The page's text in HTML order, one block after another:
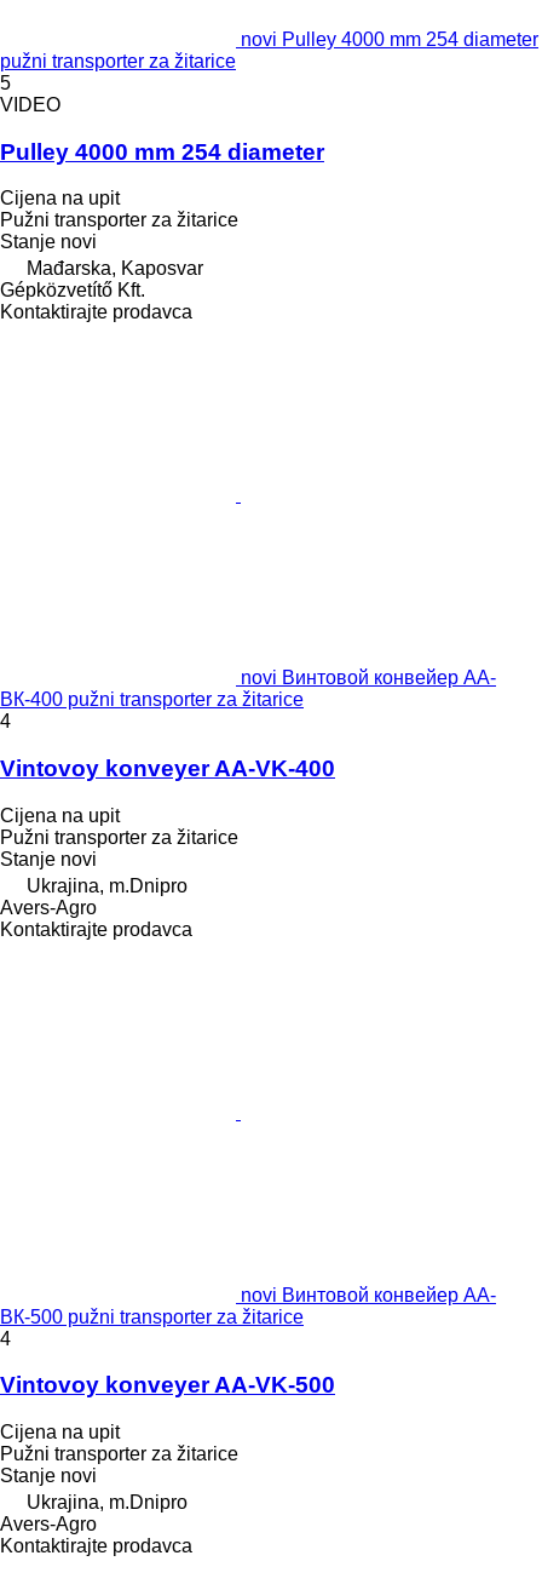
novi Pulley 4000 mm 254 diameter
pužni transporter za žitarice
5
VIDEO
Pulley 4000 mm 254 diameter
Cijena na upit
Pužni transporter za žitarice
Stanje novi
Mađarska, Kaposvar
Gépközvetítő Kft.
Kontaktirajte prodavca
novi Винтовой конвейер АА-
ВК-400 pužni transporter za žitarice
4
Vintovoy konveyer AA-VK-400
Cijena na upit
Pužni transporter za žitarice
Stanje novi
Ukrajina, m.Dnipro
Avers-Agro
Kontaktirajte prodavca
novi Винтовой конвейер АА-
ВК-500 pužni transporter za žitarice
4
Vintovoy konveyer AA-VK-500
Cijena na upit
Pužni transporter za žitarice
Stanje novi
Ukrajina, m.Dnipro
Avers-Agro
Kontaktirajte prodavca